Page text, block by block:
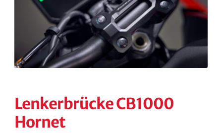
KONTAKT
KASSE
RECHTLICHES
Lenkerbrücke CB1000
Hornet